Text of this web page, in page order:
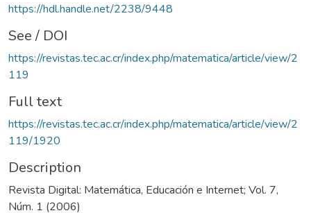
https://hdl.handle.net/2238/9448
See / DOI
https://revistas.tec.ac.cr/index.php/matematica/article/view/2
119
Full text
https://revistas.tec.ac.cr/index.php/matematica/article/view/2
119/1920
Description
Revista Digital: Matemática, Educación e Internet; Vol. 7,
Núm. 1 (2006)